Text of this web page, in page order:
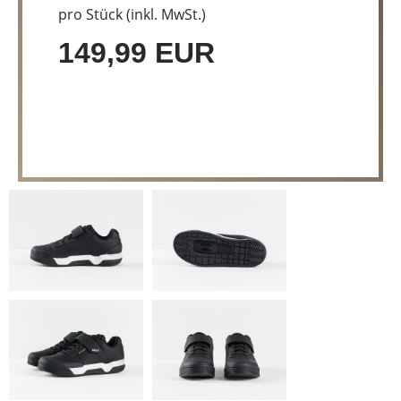
pro Stück (inkl. MwSt.)
149,99 EUR